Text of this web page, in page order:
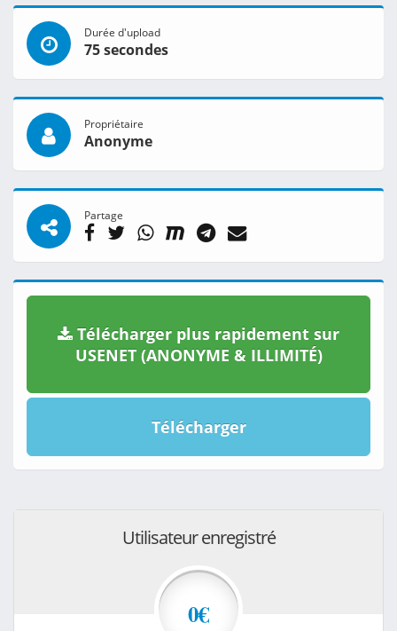
Durée d'upload
75 secondes
Propriétaire
Anonyme
Partage
Télécharger plus rapidement sur
USENET (ANONYME & ILLIMITÉ)
Télécharger
Utilisateur enregistré
0€